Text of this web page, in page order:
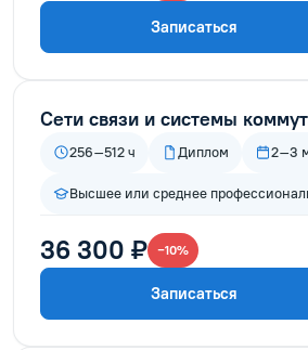
Записаться
Сети связи и системы
256–512 ч Диплом 2–3
Высшее или среднее
36 300 ₽ −10%
Записаться